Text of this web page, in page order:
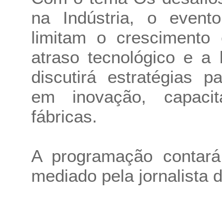
na Indústria, o
limitam o
atraso tecnológico e a
discutirá estratégias
em inovação,
fábricas.
A programação
mediado pela jornalista